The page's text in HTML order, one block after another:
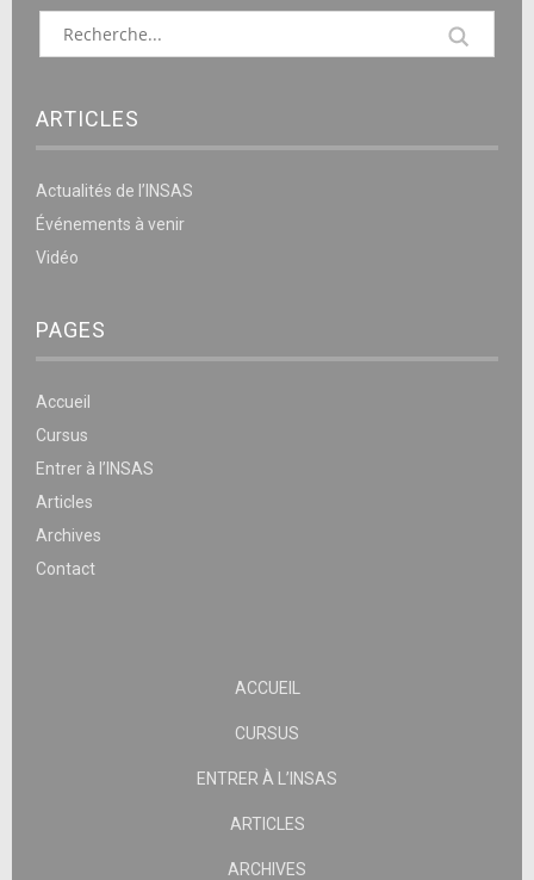
ARTICLES
Actualités de l’INSAS
Événements à venir
Vidéo
PAGES
Accueil
Cursus
Entrer à l’INSAS
Articles
Archives
Contact
ACCUEIL
CURSUS
ENTRER À L’INSAS
ARTICLES
ARCHIVES